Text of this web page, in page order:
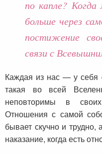
по капле?
больше через
постижение
связи с
Каждая из нас — у себя
такая во всей
неповторимы в своих
Отношения с самой
бывает скучно и
наказание, когда есть